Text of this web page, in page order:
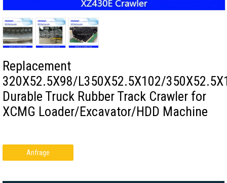
Replacement
320X52.5X98/L350X52.5X102/
Durable Truck Rubber Track Crawler for
XCMG Loader/Excavator/HDD Machine
Anfrage